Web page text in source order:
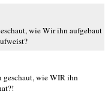
wie Wir ihn aufgebaut
geschaut, wie WIR ihn